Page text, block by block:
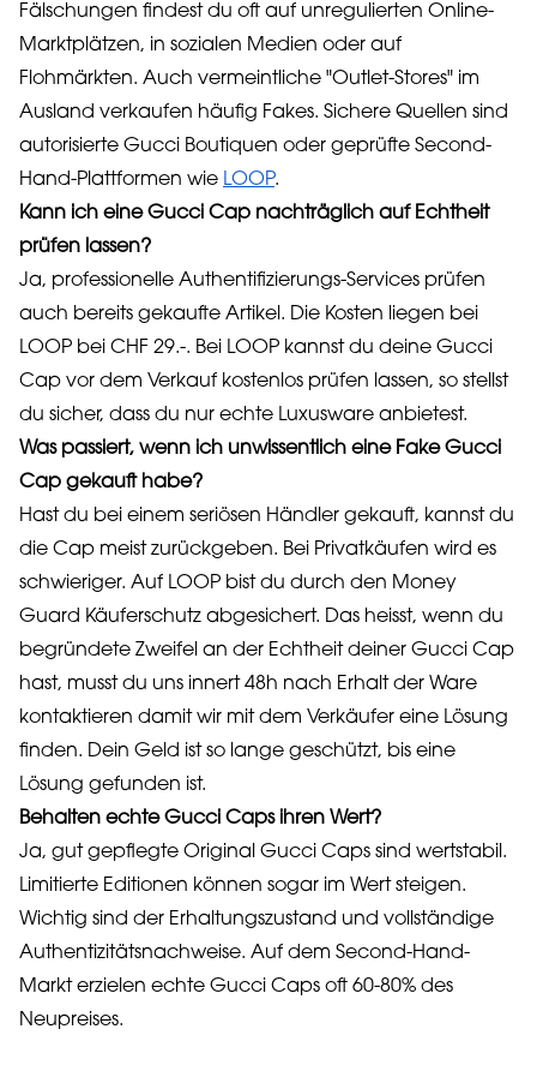
Fälschungen findest du oft auf unregulierten Online-
Marktplätzen, in sozialen Medien oder auf
Flohmärkten. Auch vermeintliche "Outlet-Stores" im
Ausland verkaufen häufig Fakes. Sichere Quellen sind
autorisierte Gucci Boutiquen oder geprüfte Second-
Hand-Plattformen wie LOOP.
Kann ich eine Gucci Cap nachträglich auf Echtheit
prüfen lassen?
Ja, professionelle Authentifizierungs-Services prüfen
auch bereits gekaufte Artikel. Die Kosten liegen bei
LOOP bei CHF 29.-. Bei LOOP kannst du deine Gucci
Cap vor dem Verkauf kostenlos prüfen lassen, so stellst
du sicher, dass du nur echte Luxusware anbietest.
Was passiert, wenn ich unwissentlich eine Fake Gucci
Cap gekauft habe?
Hast du bei einem seriösen Händler gekauft, kannst du
die Cap meist zurückgeben. Bei Privatkäufen wird es
schwieriger. Auf LOOP bist du durch den Money
Guard Käuferschutz abgesichert. Das heisst, wenn du
begründete Zweifel an der Echtheit deiner Gucci Cap
hast, musst du uns innert 48h nach Erhalt der Ware
kontaktieren damit wir mit dem Verkäufer eine Lösung
finden. Dein Geld ist so lange geschützt, bis eine
Lösung gefunden ist.
Behalten echte Gucci Caps ihren Wert?
Ja, gut gepflegte Original Gucci Caps sind wertstabil.
Limitierte Editionen können sogar im Wert steigen.
Wichtig sind der Erhaltungszustand und vollständige
Authentizitätsnachweise. Auf dem Second-Hand-
Markt erzielen echte Gucci Caps oft 60-80% des
Neupreises.